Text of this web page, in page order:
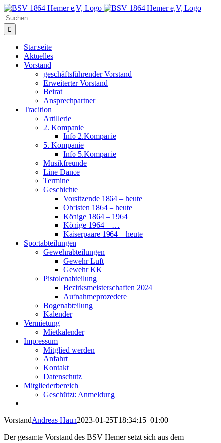
Zum
Inhalt
springen
Suche
nach:
Startseite
Aktuelles
Vorstand
geschäftsführender Vorstand
Erweiterter Vorstand
Beirat
Ansprechpartner
Tradition
Artillerie
2. Kompanie
Info 2.Kompanie
5. Kompanie
Info 5.Kompanie
Musikfreunde
Line Dance
Termine
Geschichte
Vorsitzende 1864 – heute
Obristen 1864 – heute
Könige 1864 – 1964
Könige 1964 – …
Kaiserpaare 1964 – heute
Sportabteilungen
Gewehrabteilungen
Gewehr Luft
Gewehr KK
Pistolenabteilung
Bezirksmeisterschaften 2024
Aufnahmeprozedere
Bogenabteilung
Kalender
Vermietung
Mietkalender
Impressum
Mitglied werden
Anfahrt
Kontakt
Datenschutz
Mitgliederbereich
Geschützt: Anmeldung
VorstandAndreas Haun2023-01-25T18:34:15+01:00
Der gesamte Vorstand des BSV Hemer setzt sich aus dem